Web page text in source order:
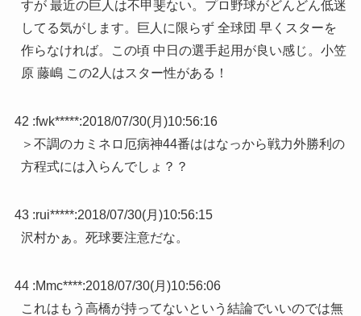
すが 最近の巨人は不甲斐ない。プロ野球がどんどん低迷
してる気がします。巨人に限らず 全球団 早くスターを
作らなければ。この頃 中日の選手起用が良い感じ。小笠
原 藤嶋 この2人はスター性がある！
42 :fwk*****:2018/07/30(月)10:56:16
＞不調のカミネロ厄病神44番ははなっから戦力外勝利の
方程式には入らんでしょ？？
43 :rui*****:2018/07/30(月)10:56:15
沢村かぁ。死球要注意だな。
44 :Mmc****:2018/07/30(月)10:56:06
これはもう高橋が持ってないという結論でいいのでは無